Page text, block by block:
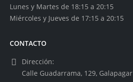
Lunes y Martes de 18:15 a 20:15
Miércoles y Jueves de 17:15 a 20:15
CONTACTO
Dirección:
Calle Guadarrama, 129, Galapagar